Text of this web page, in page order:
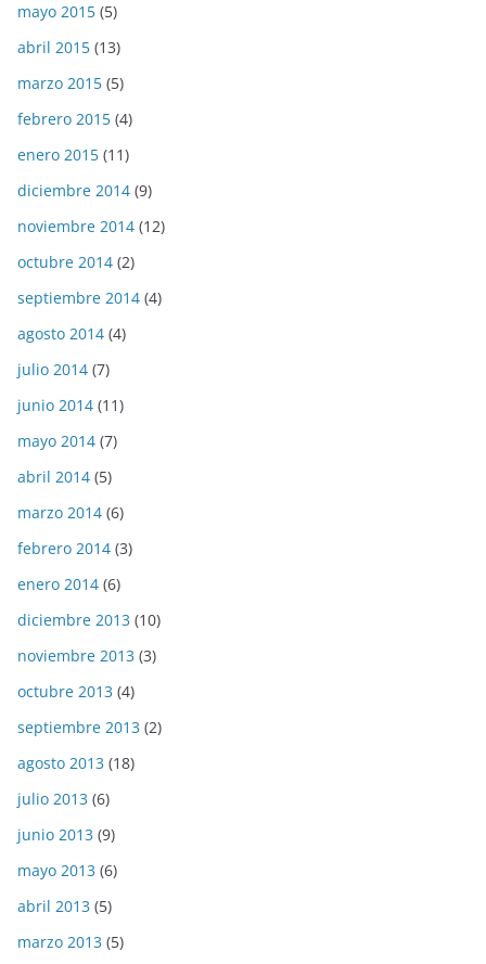
mayo 2015 (5)
abril 2015 (13)
marzo 2015 (5)
febrero 2015 (4)
enero 2015 (11)
diciembre 2014 (9)
noviembre 2014 (12)
octubre 2014 (2)
septiembre 2014 (4)
agosto 2014 (4)
julio 2014 (7)
junio 2014 (11)
mayo 2014 (7)
abril 2014 (5)
marzo 2014 (6)
febrero 2014 (3)
enero 2014 (6)
diciembre 2013 (10)
noviembre 2013 (3)
octubre 2013 (4)
septiembre 2013 (2)
agosto 2013 (18)
julio 2013 (6)
junio 2013 (9)
mayo 2013 (6)
abril 2013 (5)
marzo 2013 (5)